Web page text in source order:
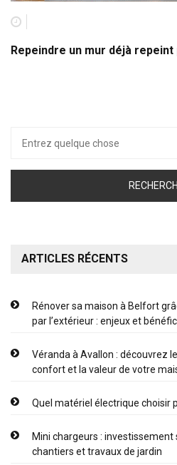
Repeindre un mur déjà repeint
pour :
ARTICLES RÉCENTS
Rénover sa maison à Belfort
par l’extérieur : enjeux et
Véranda à Avallon : découvrez
confort et la valeur de votre
Quel matériel électrique choisir
Mini chargeurs :
chantiers et travaux de jardin